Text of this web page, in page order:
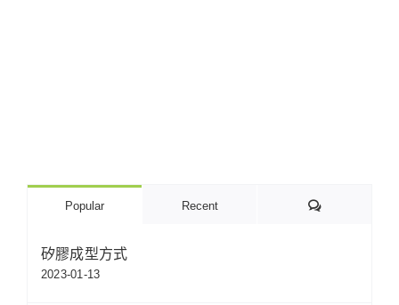
Popular Recent Comments
矽膠成型方式
2023-01-13